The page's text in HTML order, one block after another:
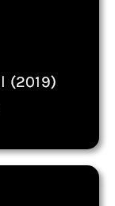
(2019)